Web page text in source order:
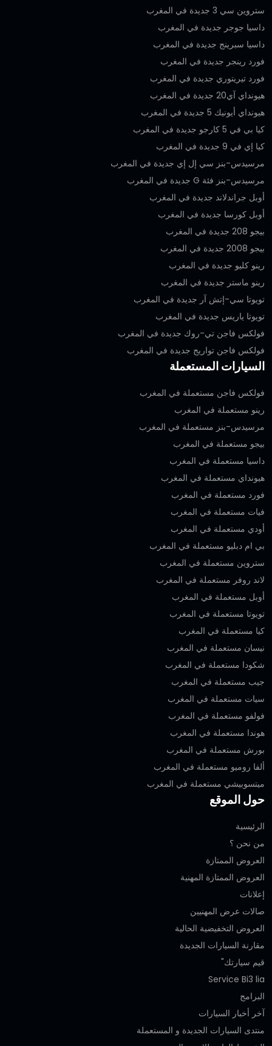
ستروين سي 3 جديدة في المغرب
داسيا جوجر جديدة في المغرب
داسيا سبرينج جديدة في المغرب
فورد رينجر جديدة في المغرب
فورد تيريتوري جديدة في المغرب
هيونداي آي20 جديدة في المغرب
هيونداي أيونيك 5 جديدة في المغرب
كيا بي في 5 كارجو جديدة في المغرب
كيا إي في 9 جديدة في المغرب
مرسيدس-بنز سي إل إي جديدة في المغرب
مرسيدس-بنز فئة G جديدة في المغرب
أوبل جراندلاند جديدة في المغرب
أوبل كورسا جديدة في المغرب
بيجو 208 جديدة في المغرب
بيجو 2008 جديدة في المغرب
رينو كليو جديدة في المغرب
رينو ماستر جديدة في المغرب
تويوتا سي-إتش آر جديدة في المغرب
تويوتا ياريس جديدة في المغرب
فولكس فاجن تي-روك جديدة في المغرب
فولكس فاجن تواريج جديدة في المغرب
السيارات المستعملة
فولكس فاجن مستعملة في المغرب
رينو مستعملة في المغرب
مرسيدس-بنز مستعملة في المغرب
بيجو مستعملة في المغرب
داسيا مستعملة في المغرب
هيونداي مستعملة في المغرب
فورد مستعملة في المغرب
فيات مستعملة في المغرب
أودي مستعملة في المغرب
بي ام دبليو مستعملة في المغرب
ستروين مستعملة في المغرب
لاند روفر مستعملة في المغرب
أوبل مستعملة في المغرب
تويوتا مستعملة في المغرب
كيا مستعملة في المغرب
نيسان مستعملة في المغرب
شكودا مستعملة في المغرب
جيب مستعملة في المغرب
سيات مستعملة في المغرب
فولفو مستعملة في المغرب
هوندا مستعملة في المغرب
بورش مستعملة في المغرب
ألفا روميو مستعملة في المغرب
ميتسوبيشي مستعملة في المغرب
حول الموقع
الرئيسية
من نحن ؟
العروض الممتازة
العروض الممتازة المهنية‎
إعلانات
صالات عرض المهنيين
العروض التخفيضية الحالية
مقارنة السيارات الجديدة
قيم سيارتك"
Service Bi3 lia
البرامج
آخر أخبار السيارات
منتدى السيارات الجديدة و المستعملة